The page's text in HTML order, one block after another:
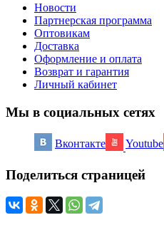
Новости
Партнерская программа
Оптовикам
Доставка
Оформление и оплата
Возврат и гарантия
Личный кабинет
Мы в социальных сетях
Вконтакте Youtube
Поделиться страницей